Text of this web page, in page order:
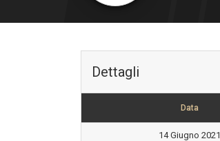
Dettagli
Data
14 Giugno 2021